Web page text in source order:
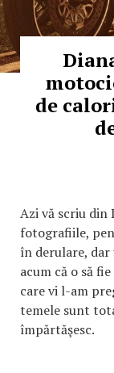
de
Azi vă scriu
fotografiile,
în derulare,
acum că o să
care vi l-am
temele sunt
împărtăşesc.